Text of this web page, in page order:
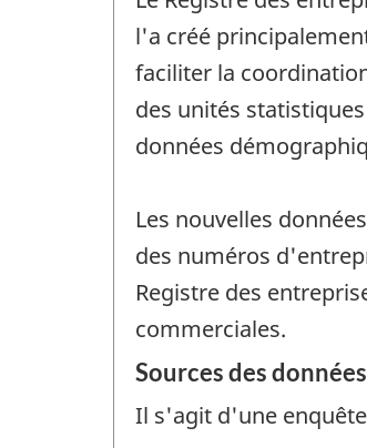
l'a créé
faciliter la
des unités
données
Les nouvelles
des numéros
Registre des
commerciales.
Sources des données
Il s'agit d'une